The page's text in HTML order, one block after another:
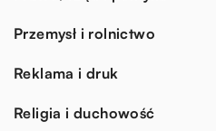
Przemysł i rolnictwo
Reklama i druk
Religia i duchowość